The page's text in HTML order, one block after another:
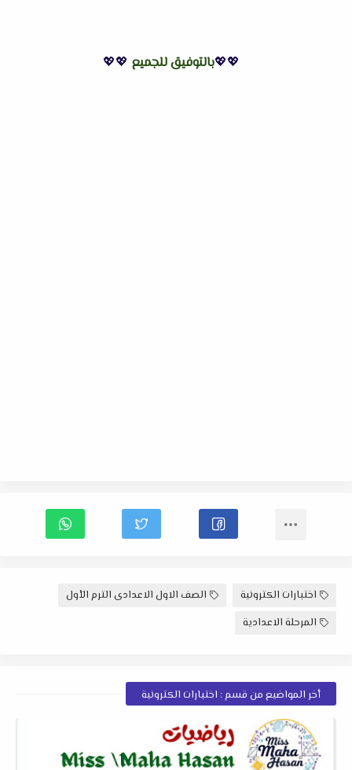
💖💖بالتوفيق للجميع 💖💖
اختبارات الكترونية
الصف الاول الاعدادى الترم الأول
المرحلة الاعدادية
أخر المواضيع من قسم : اختبارات الكترونية